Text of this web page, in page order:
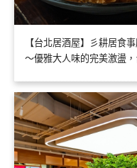
【台北居酒屋】彡耕居食
～優雅大人味的完美激盪